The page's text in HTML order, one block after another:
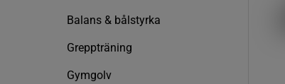
Balans & bålstyrka
Greppträning
Gymgolv